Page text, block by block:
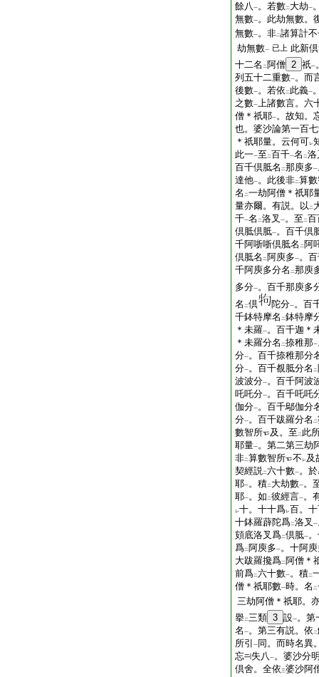
餘八一。若數二 大劫一
無數一。此劫無數。
無數一。非二諸算計不
劫無數一 已上 此新
十二名 二 阿僧 2 祇一
列五十二重數一。而
後數一。若依 二 此義一
之數一上諸數言。六
僧＊祇耶一。故知。
也。婆沙論第一百
＊祇耶量。云何可レ
此一一至 二百千一名 二洛
百千倶胝名 二那庾多一
達他一。此後非二算
名 二一劫阿僧＊祇耶
量亦爾。有説。以 二
千一名 二洛叉 一。至 二百
倶胝倶胝一。百千倶
千阿哳哳倶胝名 二 阿
倶胝名 二 阿庾多一。
千阿庾多分名 二那庾
多分一。百千那庾多
名 二倶 陀分一。百
千鉢特摩名 二鉢特摩
＊未羅一。百千迦＊
＊未羅分名 二捺稚那一
分一。百千捺稚那分
分一。百千覩胝分名 二
波波分一。百千阿波
吒吒分一。百千吒吒
伽分一。百千鄔伽分
分一。百千跋羅分名 二
數智所
及。至 二 此
耶量一。第二第三劫
非二算數智所 不 レ及
契經説二六十數一。於
耶一。積二 大劫數一。
耶一。如 二彼經言一。
レ十。十十爲レ百。
十鉢羅薜陀爲二洛叉 一
頞底洛叉爲二倶胝一
爲二 阿庾多一。十阿
大跋羅攙爲二 阿僧＊
前爲二六十數一。積二
僧＊祇耶數一時。名 二
三劫阿僧＊祇耶。
擧二三類 3 設一。第
名 一。第三有説。依 二
所引
一 同。而時名異
忘
失八一。婆沙分
倶舍。全依三婆沙阿